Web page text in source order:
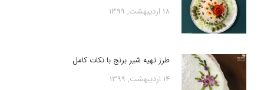
18 اردیبهشت, 1399
طرز تهیه شیر برنج با نکات کامل
14 اردیبهشت, 1399